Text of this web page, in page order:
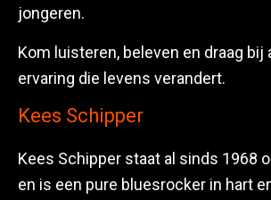
jongeren.
Kom luisteren, beleven en draag bij
ervaring die levens verandert.
Kees Schipper
Kees Schipper staat al sinds 1968
en is een pure bluesrocker in hart